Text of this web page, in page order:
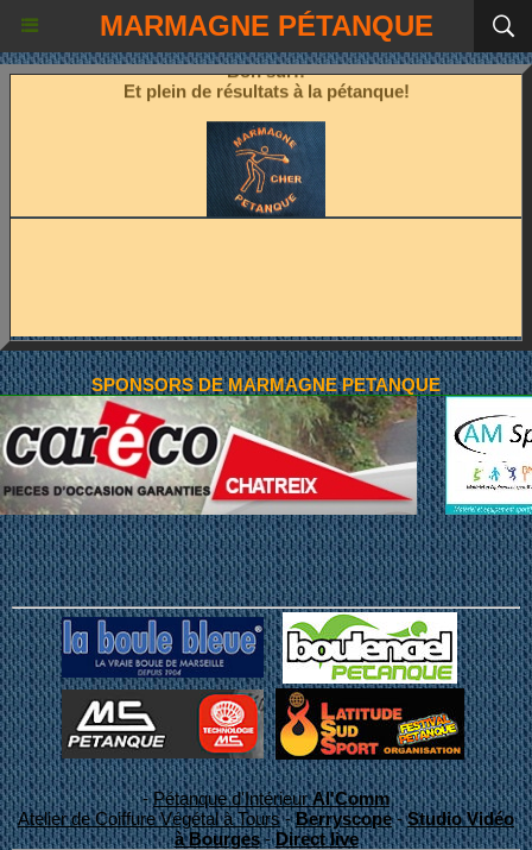
MARMAGNE PÉTANQUE
Et plein de résultats à la pétanque!
SPONSORS DE MARMAGNE PETANQUE
-Pétanque d'IntérieurAl'Comm
Atelier de Coiffure Végétal à Tours-Berryscope-Studio Vidéo
à Bourges-Direct live